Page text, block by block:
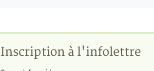
Inscription à l'infolettre